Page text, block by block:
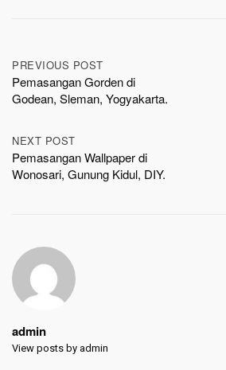
Post
navigation
PREVIOUS POST
Pemasangan Gorden di
Godean, Sleman, Yogyakarta.
NEXT POST
Pemasangan Wallpaper di
Wonosari, Gunung Kidul, DIY.
admin
View posts by admin